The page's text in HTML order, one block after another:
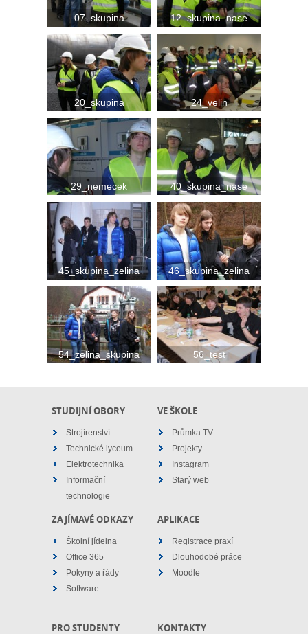
07_skupina 12_skupina_nase
20_skupina 24_velin
29_nemecek 40_skupina_nase
45_skupina_zelina 46_skupina_zelina
54_zelina_skupina 56_test
STUDIJNÍ OBORY
Strojírenství
Technické lyceum
Elektrotechnika
Informační
technologie
VE ŠKOLE
Průmka TV
Projekty
Instagram
Starý web
ZAJÍMAVÉ ODKAZY
Školní jídelna
Office 365
Pokyny a řády
Software
APLIKACE
Registrace praxí
Dlouhodobé práce
Moodle
PRO STUDENTY KONTAKTY